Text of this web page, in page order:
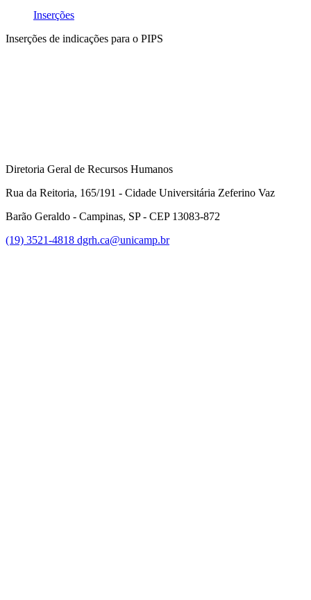
Inserções
Inserções de indicações para o PIPS
Diretoria Geral de Recursos Humanos
Rua da Reitoria, 165/191 - Cidade Universitária Zeferino Vaz
Barão Geraldo - Campinas, SP - CEP 13083-872
(19) 3521-4818 dgrh.ca@unicamp.br